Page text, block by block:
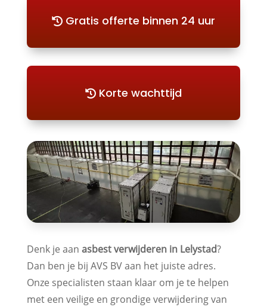
Gratis offerte binnen 24 uur
Korte wachttijd
Denk je aan asbest verwijderen in Lelystad?
Dan ben je bij AVS BV aan het juiste adres.
Onze specialisten staan klaar om je te helpen
met een veilige en grondige verwijdering van